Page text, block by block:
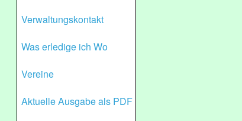
Verwaltungskontakt
Was erledige ich Wo
Vereine
Aktuelle Ausgabe als PDF